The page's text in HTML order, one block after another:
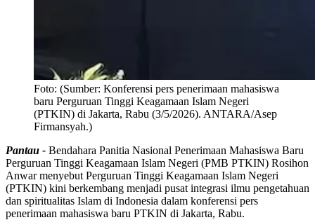
Foto: (Sumber: Konferensi pers penerimaan mahasiswa
baru Perguruan Tinggi Keagamaan Islam Negeri
(PTKIN) di Jakarta, Rabu (3/5/2026). ANTARA/Asep
Firmansyah.)
Pantau - Bendahara Panitia Nasional Penerimaan Mahasiswa Baru
Perguruan Tinggi Keagamaan Islam Negeri (PMB PTKIN) Rosihon
Anwar menyebut Perguruan Tinggi Keagamaan Islam Negeri
(PTKIN) kini berkembang menjadi pusat integrasi ilmu pengetahuan
dan spiritualitas Islam di Indonesia dalam konferensi pers
penerimaan mahasiswa baru PTKIN di Jakarta, Rabu.